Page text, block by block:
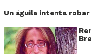
Un águila intenta